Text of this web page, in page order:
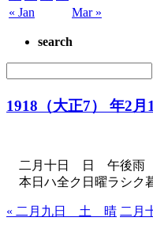
« Jan Mar »
search
1918（大正7） 年2月
二月十日 日 午後雨
本日ハ全ク日曜ラシク
« 二月九日 土 晴 二月